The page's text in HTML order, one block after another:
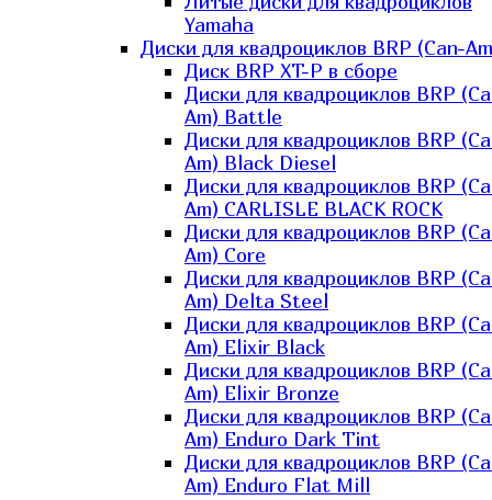
Yamaha
Диски для квадроциклов BRP (Can-
Диск BRP XT-P в сборе
Диски для квадроциклов BRP
Am) Battle
Диски для квадроциклов BRP
Am) Black Diesel
Диски для квадроциклов BRP
Am) CARLISLE BLACK ROCK
Диски для квадроциклов BRP
Am) Core
Диски для квадроциклов BRP
Am) Delta Steel
Диски для квадроциклов BRP
Am) Elixir Black
Диски для квадроциклов BRP
Am) Elixir Bronze
Диски для квадроциклов BRP
Am) Enduro Dark Tint
Диски для квадроциклов BRP
Am) Enduro Flat Mill